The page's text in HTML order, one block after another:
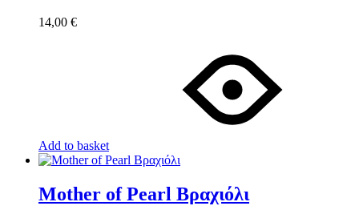
14,00 €
Add to basket
Mother of Pearl Βραχιόλι